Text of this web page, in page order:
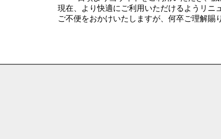
現在、より快適にご利用いただけるようリニ
ご不便をおかけいたしますが、何卒ご理解賜